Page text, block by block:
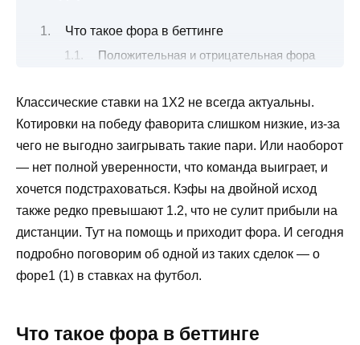
Что такое фора в беттинге
Положительная и отрицательная фора
Ставка на фаворита: Ф(-1)
Страховка от проигрыша: Ф(+1)
Примеры расчета ставок
Как распределяют форы БК
Классические ставки на 1X2 не всегда актуальны.
Котировки на победу фаворита слишком низкие, из-за
чего не выгодно заигрывать такие пари. Или наоборот
― нет полной уверенности, что команда выиграет, и
хочется подстраховаться. Кэфы на двойной исход
также редко превышают 1.2, что не сулит прибыли на
дистанции. Тут на помощь и приходит фора. И сегодня
подробно поговорим об одной из таких сделок ― о
форе1 (1) в ставках на футбол.
Что такое фора в беттинге